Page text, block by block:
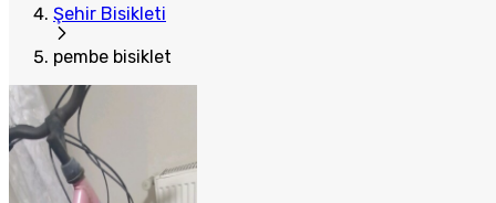
Şehir Bisikleti
pembe bisiklet